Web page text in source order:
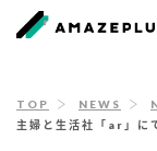
TOP NEWS
主婦と生活社「ar」に